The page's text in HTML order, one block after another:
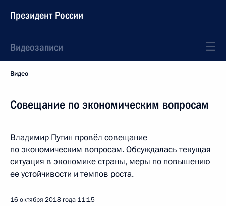
Президент России
Видеозаписи
Видео
Совещание по экономическим вопросам
Владимир Путин провёл совещание
по экономическим вопросам. Обсуждалась текущая
ситуация в экономике страны, меры по повышению
ее устойчивости и темпов роста.
16 октября 2018 года 11:15